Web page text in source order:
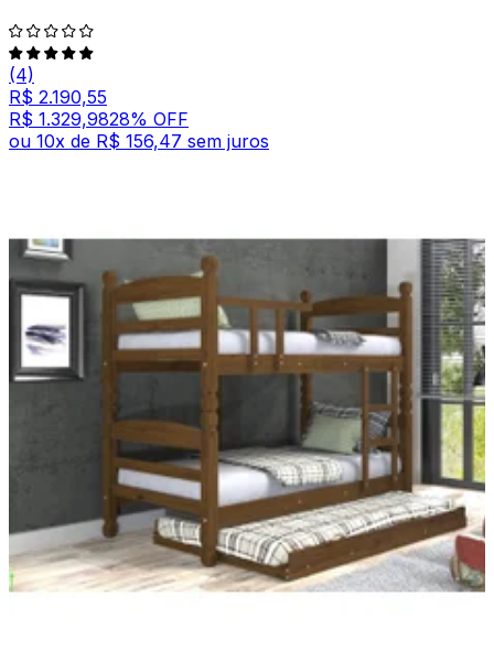
(4)
R$ 2.190,55
R$ 1.329,9828% OFF
ou 10x de R$ 156,47 sem juros